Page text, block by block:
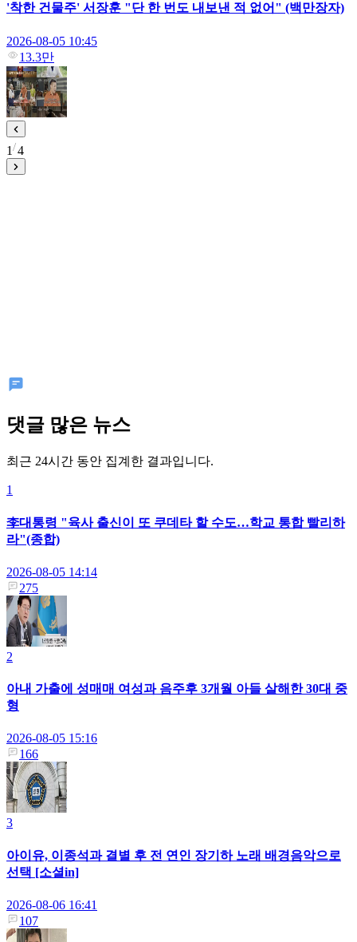
'착한 건물주' 서장훈 "단 한 번도 내보낸 적 없어" (백만장자)
2026-08-05 10:45
13.3만
1 4
댓글 많은 뉴스
최근 24시간 동안 집계한 결과입니다.
1
李대통령 "육사 출신이 또 쿠데타 할 수도…학교 통합 빨리하
라"(종합)
2026-08-05 14:14
275
2
아내 가출에 성매매 여성과 음주후 3개월 아들 살해한 30대 중
형
2026-08-05 15:16
166
3
아이유, 이종석과 결별 후 전 연인 장기하 노래 배경음악으로
선택 [소셜in]
2026-08-06 16:41
107